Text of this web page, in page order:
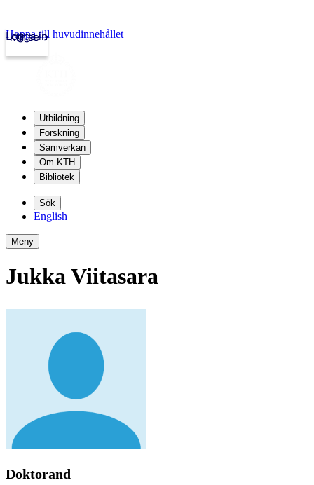
kth.se
Logga in
Hoppa till huvudinnehållet
Utbildning
Forskning
Samverkan
Om KTH
Bibliotek
Sök
English
Meny
Jukka Viitasara
Doktorand